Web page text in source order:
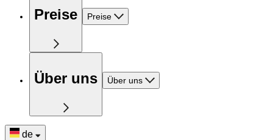
Preise Preise
Über uns Über uns
de